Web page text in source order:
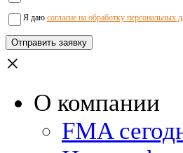
Я даю согласие на обработку персональных
×
О компании
FMA